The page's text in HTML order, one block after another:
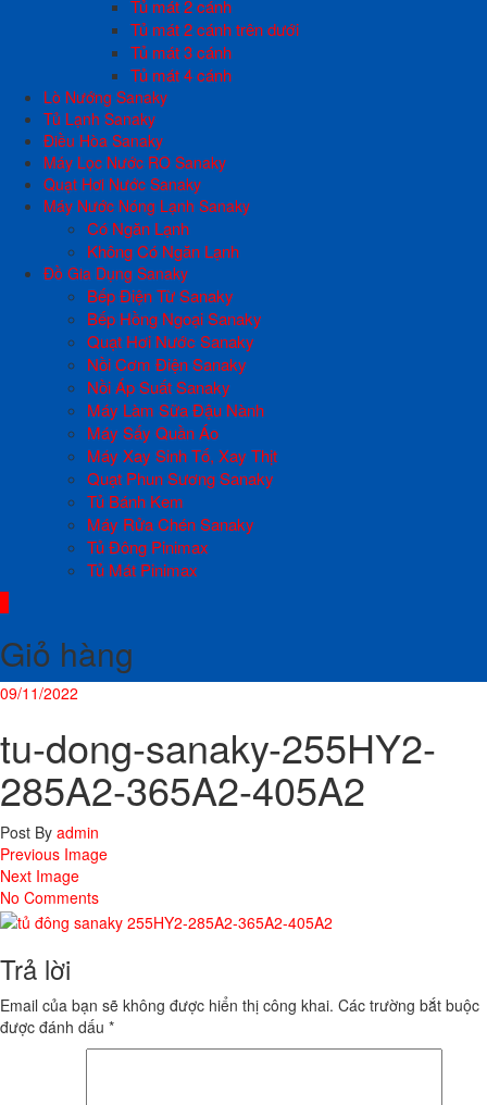
Tủ mát 2 cánh
Tủ mát 2 cánh trên dưới
Tủ mát 3 cánh
Tủ mát 4 cánh
Lò Nướng Sanaky
Tủ Lạnh Sanaky
Điều Hòa Sanaky
Máy Lọc Nước RO Sanaky
Quạt Hơi Nước Sanaky
Máy Nước Nóng Lạnh Sanaky
Có Ngăn Lạnh
Không Có Ngăn Lạnh
Đồ Gia Dụng Sanaky
Bếp Điện Từ Sanaky
Bếp Hồng Ngoại Sanaky
Quạt Hơi Nước Sanaky
Nồi Cơm Điện Sanaky
Nồi Áp Suất Sanaky
Máy Làm Sữa Đậu Nành
Máy Sấy Quần Áo
Máy Xay Sinh Tố, Xay Thịt
Quạt Phun Sương Sanaky
Tủ Bánh Kem
Máy Rửa Chén Sanaky
Tủ Đông Pinimax
Tủ Mát Pinimax
Giỏ hàng
09/11/2022
tu-dong-sanaky-255HY2-
285A2-365A2-405A2
Post By admin
Previous Image
Next Image
No Comments
Trả lời
Email của bạn sẽ không được hiển thị công khai. Các trường bắt buộc
được đánh dấu *